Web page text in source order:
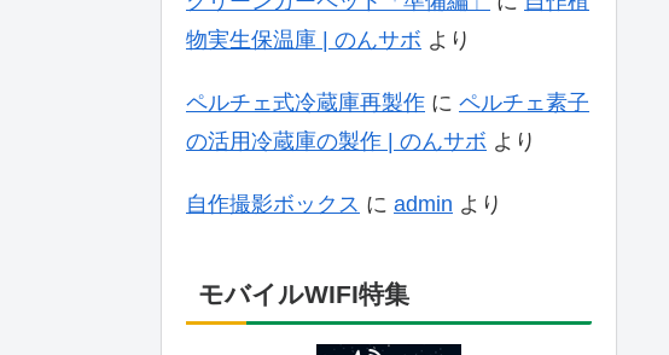
物実生保温庫 | のんサボ より
ペルチェ式冷蔵庫再製作 に ペルチェ素子
の活用冷蔵庫の製作 | のんサボ より
自作撮影ボックス に admin より
モバイルWIFI特集